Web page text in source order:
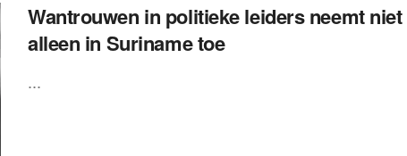
Wantrouwen in politieke leiders neemt niet
alleen in Suriname toe
...